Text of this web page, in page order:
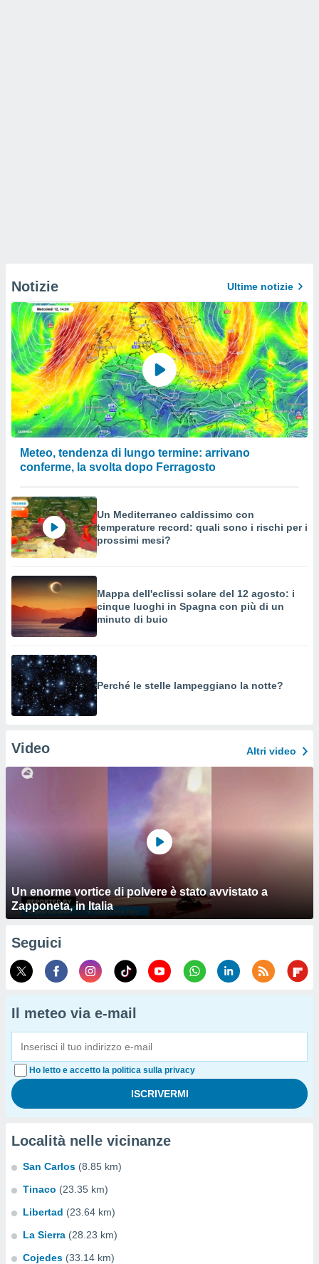
Notizie Ultime notizie
Meteo, tendenza di lungo termine: arrivano
conferme, la svolta dopo Ferragosto
Un Mediterraneo caldissimo con
temperature record: quali sono i rischi per i
prossimi mesi?
Mappa dell'eclissi solare del 12 agosto: i
cinque luoghi in Spagna con più di un
minuto di buio
Perché le stelle lampeggiano la notte?
Video Altri video
Un enorme vortice di polvere è stato avvistato a
Zapponeta, in Italia
Seguici
Il meteo via e-mail
Ho letto e accetto la politica sulla privacy
Località nelle vicinanze
San Carlos (8.85 km)
Tinaco (23.35 km)
Libertad (23.64 km)
La Sierra (28.23 km)
Cojedes (33.14 km)